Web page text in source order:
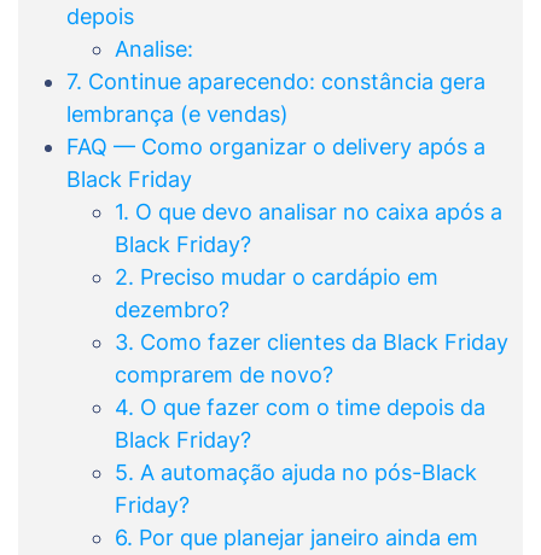
depois
Analise:
7. Continue aparecendo: constância gera
lembrança (e vendas)
FAQ — Como organizar o delivery após a
Black Friday
1. O que devo analisar no caixa após a
Black Friday?
2. Preciso mudar o cardápio em
dezembro?
3. Como fazer clientes da Black Friday
comprarem de novo?
4. O que fazer com o time depois da
Black Friday?
5. A automação ajuda no pós-Black
Friday?
6. Por que planejar janeiro ainda em